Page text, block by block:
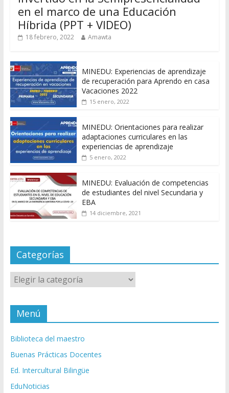
en el marco de una Educación
Híbrida (PPT + VIDEO)
18 febrero, 2022 Amawta
MINEDU: Experiencias de aprendizaje
de recuperación para Aprendo en casa
Vacaciones 2022
15 enero, 2022
MINEDU: Orientaciones para realizar
adaptaciones curriculares en las
experiencias de aprendizaje
5 enero, 2022
MINEDU: Evaluación de competencias
de estudiantes del nivel Secundaria y
EBA
14 diciembre, 2021
Categorías
Categorías
Menú
Biblioteca del maestro
Buenas Prácticas Docentes
Ed. Intercultural Bilingüe
EduNoticias